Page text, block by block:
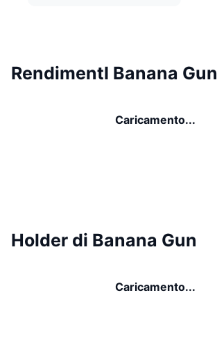
RendimentI Banana Gun
Caricamento...
Holder di Banana Gun
Caricamento...